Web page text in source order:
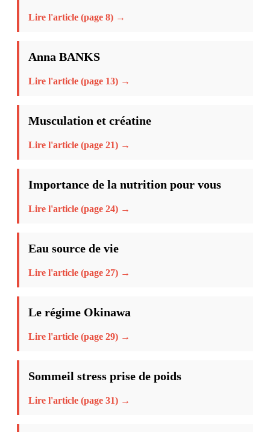
Lire l'article (page 8) →
Anna BANKS
Lire l'article (page 13) →
Musculation et créatine
Lire l'article (page 21) →
Importance de la nutrition pour vous
Lire l'article (page 24) →
Eau source de vie
Lire l'article (page 27) →
Le régime Okinawa
Lire l'article (page 29) →
Sommeil stress prise de poids
Lire l'article (page 31) →